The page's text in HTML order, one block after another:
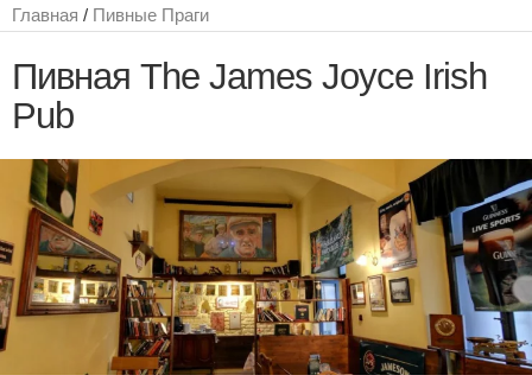
Главная / Пивные Праги
Пивная The James Joyce Irish
Pub